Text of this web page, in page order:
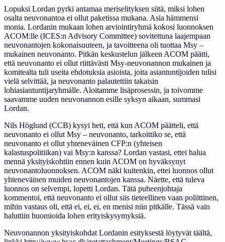
Lopuksi Lordan pyrki antamaa meriselityksen siitä, miksi lohen
osalta neuvonantoa ei ollut paketissa mukana. Asia hämmensi
monia. Lordanin mukaan lohen arviointiryhmä kokosi luonnoksen
ACOM:lle (ICES:n Advisory Committee) sovitettuna laajempaan
neuvonantojen kokonaisuuteen, ja tavoitteena oli tuottaa Msy –
mukainen neuvonanto. Pitkän keskustelun jälkeen ACOM päätti,
että neuvonanto ei ollut riittävästi Msy-neuvonannon mukainen ja
komitealta tuli useita ehdotuksia asioista, joita asiantuntijoiden tulisi
vielä selvittää, ja neuvonanto palautettiin takaisin
lohiasiantuntijaryhmälle. Aloitamme lisäprosessin, ja toivomme
saavamme uuden neuvonannon esille syksyn aikaan, summasi
Lordan.
Nils Höglund (CCB) kysyi heti, että kun ACOM päätteli, että
neuvonanto ei ollut Msy – neuvonanto, tarkoittiko se, että
neuvonanto ei ollut yhteneväinen CFP:n (yhteisen
kalastuspolitiikan) vai Msy:n kanssa? Lordan vastasi, ettei halua
mennä yksityiskohtiin ennen kuin ACOM on hyväksynyt
neuvonantoluonnoksen. ACOM näki kuitenkin, ettei luonnos ollut
yhteneväinen muiden neuvonantojen kanssa. Näette, että tuleva
luonnos on selvempi, lopetti Lordan. Tätä puheenjohtaja
kommentoi, että neuvonanto ei ollut siis tieteellinen vaan poliittinen,
mihin vastaus oli, että ei, ei, ei, en menisi niin pitkälle. Tässä vain
haluttiin huomioida lohen erityiskysymyksiä.
Neuvonannon yksityiskohdat Lordanin esityksestä löytyvät täältä,